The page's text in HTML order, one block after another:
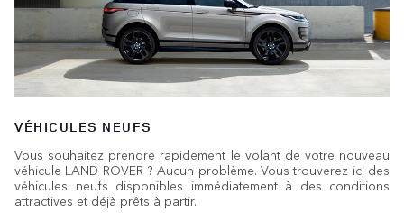
VÉHICULES NEUFS
Vous souhaitez prendre rapidement le volant de votre nouveau
véhicule LAND ROVER ? Aucun problème. Vous trouverez ici des
véhicules neufs disponibles immédiatement à des conditions
attractives et déjà prêts à partir.